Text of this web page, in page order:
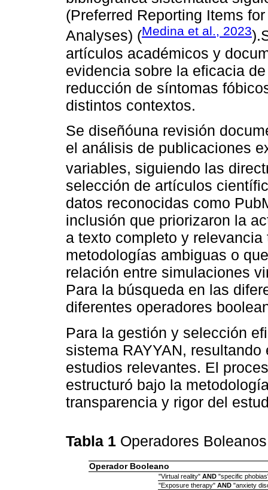
(Preferred Reporting Items
Analyses) (Medina et al., 2023
artículos académicos y
evidencia sobre la eficacia
reducción de síntomas
distintos contextos.
Se diseñóuna revisión
el análisis de publicaciones
variables, siguiendo las
selección de artículos
datos reconocidas como
inclusión que priorizaron la
a texto completo y
metodologías ambiguas o
relación entre simulaciones
Para la búsqueda en las
diferentes operadores
Para la gestión y selección
sistema RAYYAN,
estudios relevantes. El
estructuró bajo la
transparencia y rigor del
Tabla 1 Operadores
Operador Booleano
"Virtual reality" AND"specific
"Exposure therapy" AND"anxiety